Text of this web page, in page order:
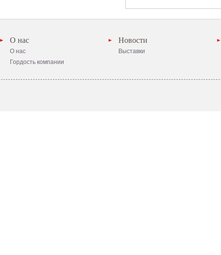
О нас
О нас
Гордость компании
Новости
Выставки